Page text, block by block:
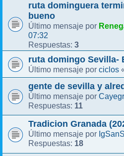
ruta dominguera
bueno
Último mensaje por
07:32
Respuestas: 3
ruta domingo Sevilla-
Último mensaje por ciclos
gente de sevilla y
Último mensaje por
Respuestas: 11
Tradicion Granada
Último mensaje por
Respuestas: 18